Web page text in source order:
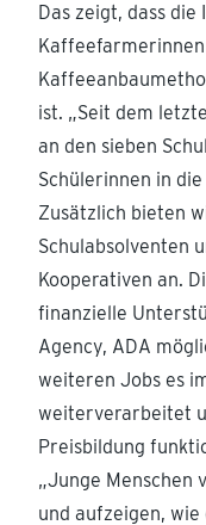
Das zeigt, dass
ist. „Seit dem
an den sieben
Schülerinnen in
Zusätzlich bieten
Schulabsolventen
Kooperativen an.
finanzielle
Agency, ADA
weiteren Jobs es
weiterverarbeitet
Preisbildung
„Junge Menschen
und aufzeigen,